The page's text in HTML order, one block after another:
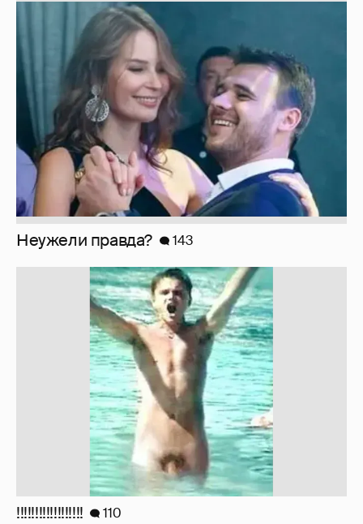
Неужели правда? 143
!!!!!!!!!!!!!!!!!! 110